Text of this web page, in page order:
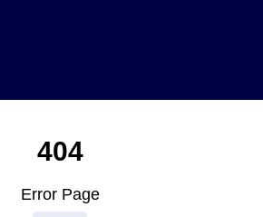
404
Error Page